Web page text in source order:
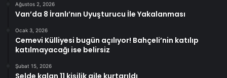
Ağustos 2, 2026
Van’da 8 İranlı’nın Uyuşturucu İle Yakalanması
Ocak 3, 2026
Cemevi Külliyesi bugün açılıyor! Bahçeli’nin katılıp
katılmayacağı ise belirsiz
Şubat 15, 2026
Selde kalan 11 kişilik aile kurtarıldı